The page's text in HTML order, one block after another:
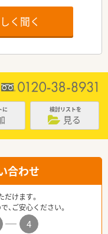
く聞く
に 検討リストを
見る
合わせ
けます。
、ご安心ください。
4